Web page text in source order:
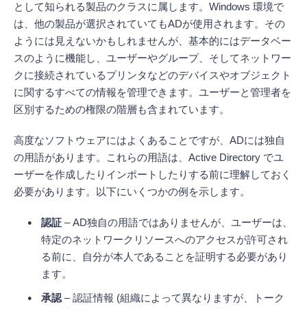
として知られる製品のクラスに属します。Windows 環境で
は、他の製品が選択されていてもADが使用されます。その
ようには見えないかもしれませんが、基本的にはデータベー
スのように機能し、ユーザーやグループ、そしてネットワー
クに接続されているプリンタなどのデバイスやオブジェクト
に関するすべての情報を管理できます。ユーザーと管理者を
区別するための権限の階層も含まれています。
高度なソフトウェアにはよくあることですが、ADには独自
の用語があります。これらの用語は、Active Directory でユ
ーザーを作成したりインポートしたりする前に理解しておく
必要があります。以下にいくつかの例を示します。
認証 – AD独自の用語ではありませんが、ユーザーは、
特定のネットワークリソースへのアクセスが許可され
る前に、自分が本人であることを証明する必要があり
ます。
承認 – 認証情報 (組織によって異なりますが、トーク